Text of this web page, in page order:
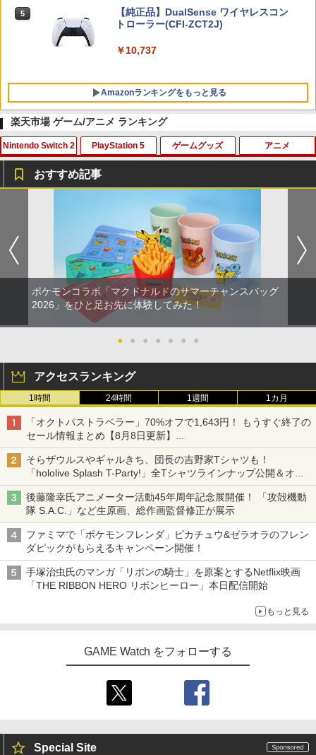
ンラインコード版
5
【純正品】DualSense ワイヤレスコン
トローラー(CFI-ZCT2J)
￥10,737
Amazonランキングをもっと見る
1
【純正品】Xbox ワイヤレス コントロー
【純正品】Xbox ワイヤレス コントロー
ラー (ロボット ホワイト)
￥7,681
ラー (カーボンブラック)
￥8,020
【純正品】Xbox 充電式バッテリー + US
B-C ケーブル
￥2,618
5
【国内正規品】Thrustmaster スラスト
マスター TH8S シフター - PC、PS4、P
S5、PS5 Pro、Xbox One、Xbox Serie
s X|S 対応の高精度 H パターン シフター
￥14,141
1
劇場版「鬼滅の刃」無限城編 第一章 猗
劇場版「鬼滅の刃」無限城編 第一章 猗
窩座再来 通常版 [DVD]
￥3,523
ナル三方背収納ケース付きコレクション)
(オリジナル特典:オリジナル巾着＋メー
カー特典:【坤と離】二振りの剣、十翼よ
り来たる！スタジオ描き下ろしイラスト
ボード付) [Blu-ray]
￥10,780
4
劇場版「鬼滅の刃」無限城編 第一章 猗
窩座再来 完全生産限定版 [Blu-ray]
￥8,698
【Amazon.co.jp限定】劇場版モノノ怪
第三章 蛇神 (オリジナル特典:オリジナル
しイラストボード付) [DVD]
￥8,800
楽天市場 ゲーム/アニメ ランキング
Nintendo Switch 2
METAL GEAR SOLID : MASTER COLL
ECTION Vol.2 【Switch2】 RL204-J1
￥5,676
【当店独自で＋P10倍★要エントリー】
【中古】[Switch2] スプラトゥーン レイ
ダース(Splatoon Raiders) 任天堂(2026
0723)
￥6,720
3
【ダイヤ・プラチナ会員様限定！エント
リーでポイント10倍！】【メール便発
送】【新品】任天堂 Nintendo Switch 2
ゲームソフト スプラトゥーン レイダー
ス
￥6,750
4
★11日までP5倍★【累計22,000個突
破】【365日完全保証】Switch2 カバー
Switch2/Switch通常モデル/Switch 有機
EL対応ドック対応 超薄型 保護ケース 透
明 クリア ニンテンドースイッチ 任天堂
【特典】デジモンストーリー タイムスト
レンジャー Switch2版(【早期購入封入
PlayStation 5
PS5コントローラー用 アナログスティッ
クカバープラス ブラック デュアルセン
ス デュアルショック対応 コロンバスサ
ークル CC-P5ASP-BK 【メール便送料無
料】 【最強翌日配送】
￥980
2
【中古】【18歳以上対象】アサシン クリ
ード ミラージュソフト:プレイステーシ
￥1,620
3
【特典】夢灯華 -Noctuary- PS5版
(【初回外付特典】ポストカードセット(3
枚入り）)
￥2,963
【中古】 アサシン クリード ヴァルハ
ラ／PS5
￥3,267
通常版 [ECJS-00035 PS5 マーベルス
パイダーマン2 ツウジョウ]【MARVELC
orner】
￥3,980
ゲームグッズ アニメ
バイオハザード:デスアイランド スペシ
ャル・プライス【Blu-ray】 [ 羽住英一郎
]
￥1,369
新劇場版銀魂 -吉原大炎上ー (完全生産限
￥7,722
3
【通常版 Blu-ray/DVD】【場面写クリア
カード3枚セット（竈門炭治郎、冨岡義
勇、猗窩座）】 劇場版「鬼滅の刃」無限
城編 第一章 猗窩座再来
￥7,450
ライブ・スペクタクル NARUTO-ナルト
ー ～暁の調べ～ 2019(完全生産限定版)
【Blu-ray】 [ 松岡広大 ]
￥8,207
ライブ・スペクタクル「NARUTO-ナル
￥8,957
おすすめ記事
ポケモンコラボ「マクドナルドのサマーチャンスバッグ
2026」をひと足お先に体験してみた！
● ● ● ● ● ● ●
アクセスランキング
1時間 24時間 1週間 1カ月
「オクトパストラベラー」70%オフで1,643円！ もうすぐ終了の
セール情報まとめ【8月8日更新】
ニンテンドーeショップでは「大神 絶景版」が67%オフで990円
そらザウルスやギャルきち、団長の吉野家Tシャツも！
「hololive Splash T-Party!」全Tシャツラインナップ公開＆オン
ライン販売開始
後藤隆幸氏アニメーター活動45年周年記念展開催！ 「攻殻機動
隊 S.A.C.」など生原画、総作画監督修正が展示
ファミマで「ポケモンフレンダ」ピカチュウ&ゼラオラのフレン
ダピックがもらえるキャンペーン開催！
手塚治虫氏のマンガ「リボンの騎士」を原案とするNetflix映画
「THE RIBBON HERO リボンヒーロー」本日配信開始
もっと見る
GAME Watch をフォローする
Special Site